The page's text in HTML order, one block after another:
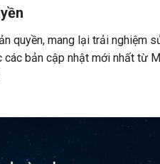
quyền, mang lại trải nghiệm
các bản cập nhật mới nhất từ